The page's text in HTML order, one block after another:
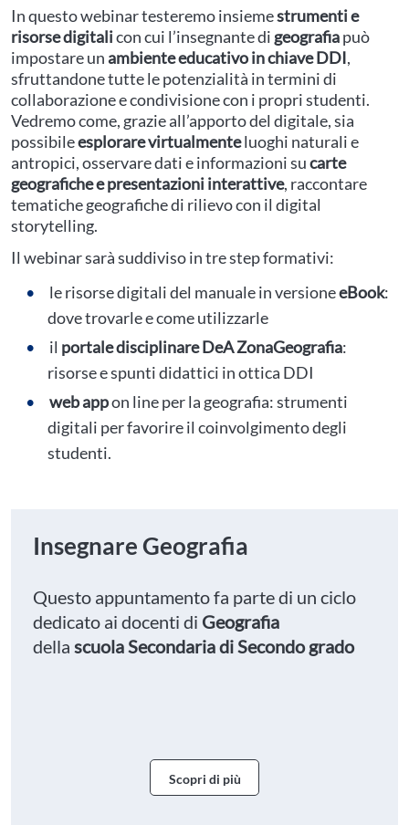
In questo webinar testeremo insiemestrumenti e
risorse digitalicon cui l’insegnante di geografiapuò
impostare unambiente educativo in chiave DDI,
sfruttandone tutte le potenzialità in termini di
collaborazione e condivisione con i propri studenti.
Vedremo come, grazie all’apporto del digitale, sia
possibileesplorare virtualmenteluoghi naturali e
antropici, osservare dati e informazioni sucarte
geografiche e presentazioni interattive, raccontare
tematiche geografiche di rilievo con il digital
storytelling.
Il webinar sarà suddiviso in tre step formativi:
le risorse digitali del manuale in versioneeBook:
dove trovarle e come utilizzarle
il portale disciplinare DeA ZonaGeografia:
risorse e spunti didattici in ottica DDI
web appon line per la geografia: strumenti
digitali per favorire il coinvolgimento degli
studenti.
Insegnare Geografia
Questo appuntamento fa parte di un ciclo
dedicato ai docenti di Geografia
della scuola Secondaria di Secondo grado
Scopri di più